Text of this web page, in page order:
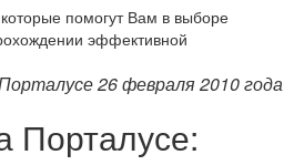
помогут Вам в выборе
эффективной
26 февраля 2010 года
Порталусе: